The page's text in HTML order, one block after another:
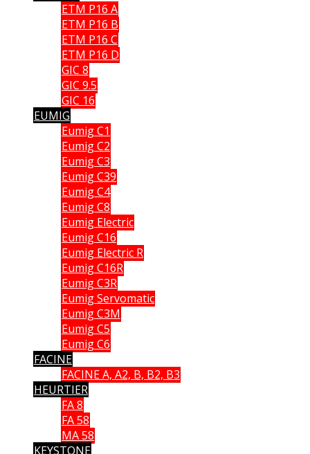
ETM P16 A
ETM P16 B
ETM P16 C
ETM P16 D
GIC 8
GIC 9.5
GIC 16
EUMIG
Eumig C1
Eumig C2
Eumig C3
Eumig C39
Eumig C4
Eumig C8
Eumig Electric
Eumig C16
Eumig Electric R
Eumig C16R
Eumig C3R
Eumig Servomatic
Eumig C3M
Eumig C5
Eumig C6
FACINE
FACINE A, A2, B, B2, B3
HEURTIER
FA 8
FA 58
MA 58
KEYSTONE